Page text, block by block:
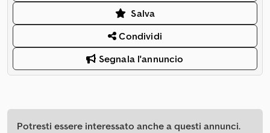
Salva
Condividi
Segnala l'annuncio
Potresti essere interessato anche a questi annunci.